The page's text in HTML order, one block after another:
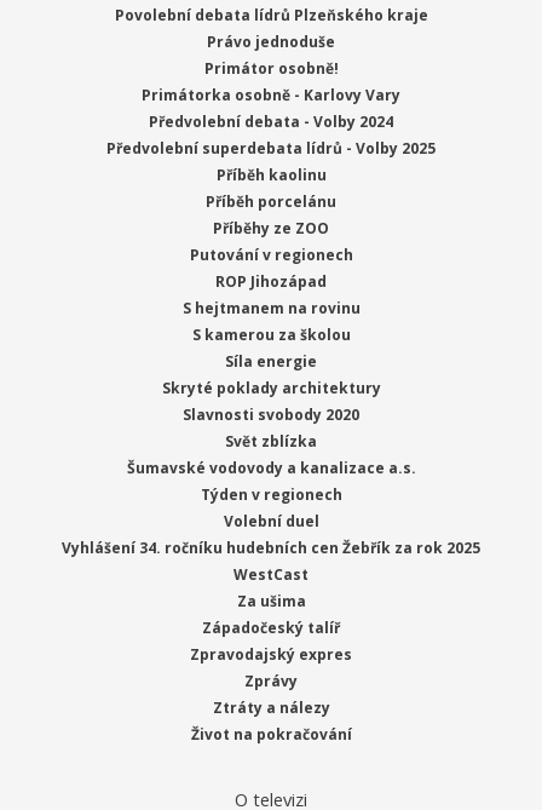
Povolební debata lídrů Plzeňského kraje
Právo jednoduše
Primátor osobně!
Primátorka osobně - Karlovy Vary
Předvolební debata - Volby 2024
Předvolební superdebata lídrů - Volby 2025
Příběh kaolinu
Příběh porcelánu
Příběhy ze ZOO
Putování v regionech
ROP Jihozápad
S hejtmanem na rovinu
S kamerou za školou
Síla energie
Skryté poklady architektury
Slavnosti svobody 2020
Svět zblízka
Šumavské vodovody a kanalizace a.s.
Týden v regionech
Volební duel
Vyhlášení 34. ročníku hudebních cen Žebřík za rok 2025
WestCast
Za ušima
Západočeský talíř
Zpravodajský expres
Zprávy
Ztráty a nálezy
Život na pokračování
O televizi